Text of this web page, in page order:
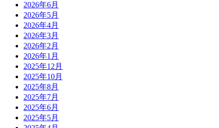
2026年6月
2026年5月
2026年4月
2026年3月
2026年2月
2026年1月
2025年12月
2025年10月
2025年8月
2025年7月
2025年6月
2025年5月